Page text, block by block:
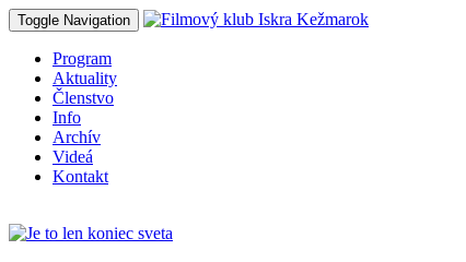
Toggle Navigation
Program
Aktuality
Členstvo
Info
Archív
Videá
Kontakt